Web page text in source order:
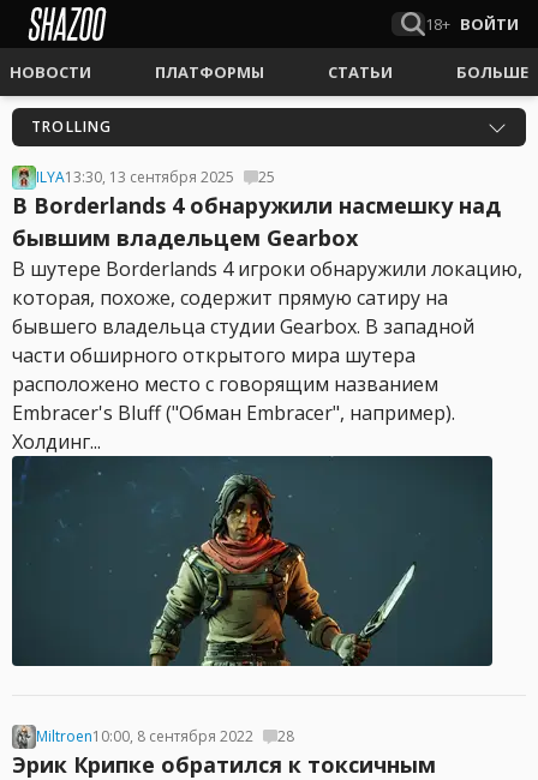
18+ ВОЙТИ
НОВОСТИ ПЛАТФОРМЫ СТАТЬИ БОЛЬШЕ
TROLLING
ILYA13:30, 13 сентября 2025 25
В Borderlands 4 обнаружили насмешку над
бывшим владельцем Gearbox
В шутере Borderlands 4 игроки обнаружили локацию,
которая, похоже, содержит прямую сатиру на
бывшего владельца студии Gearbox. В западной
части обширного открытого мира шутера
расположено место с говорящим названием
Embracer's Bluff ("Обман Embracer", например).
Холдинг...
Miltroen10:00, 8 сентября 2022 28
Эрик Крипке обратился к токсичным